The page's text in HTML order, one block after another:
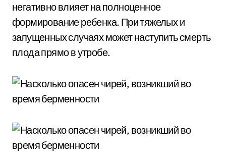
негативно влияет на полноценное
формирование ребенка. При тяжелых и
запущенных случаях может наступить смерть
плода прямо в утробе.